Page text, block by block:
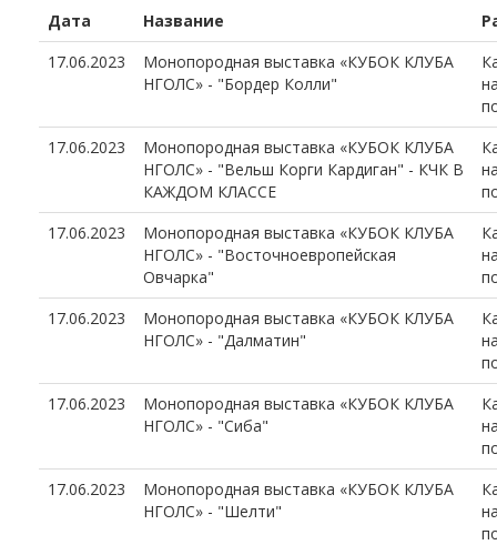
Дата Название
17.06.2023
Монопородная выставка «КУБОК КЛУБА
НГОЛС» - "Бордер Колли"
17.06.2023
Монопородная выставка «КУБОК КЛУБА
НГОЛС» - "Вельш Корги Кардиган" - КЧК В
КАЖДОМ КЛАССЕ
17.06.2023
Монопородная выставка «КУБОК КЛУБА
НГОЛС» - "Восточноевропейская
Овчарка"
17.06.2023
Монопородная выставка «КУБОК КЛУБА
НГОЛС» - "Далматин"
17.06.2023
Монопородная выставка «КУБОК КЛУБА
НГОЛС» - "Сиба"
17.06.2023
Монопородная выставка «КУБОК КЛУБА
НГОЛС» - "Шелти"